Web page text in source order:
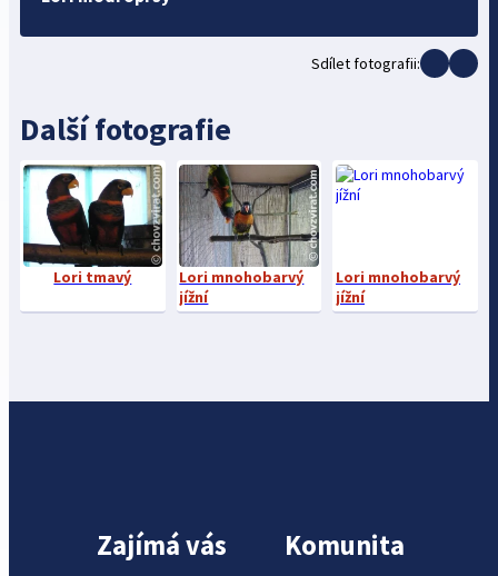
Sdílet fotografii:
Další fotografie
Lori tmavý
Lori mnohobarvý
jížní
Lori mnohobarvý
jížní
Zajímá vás Komunita